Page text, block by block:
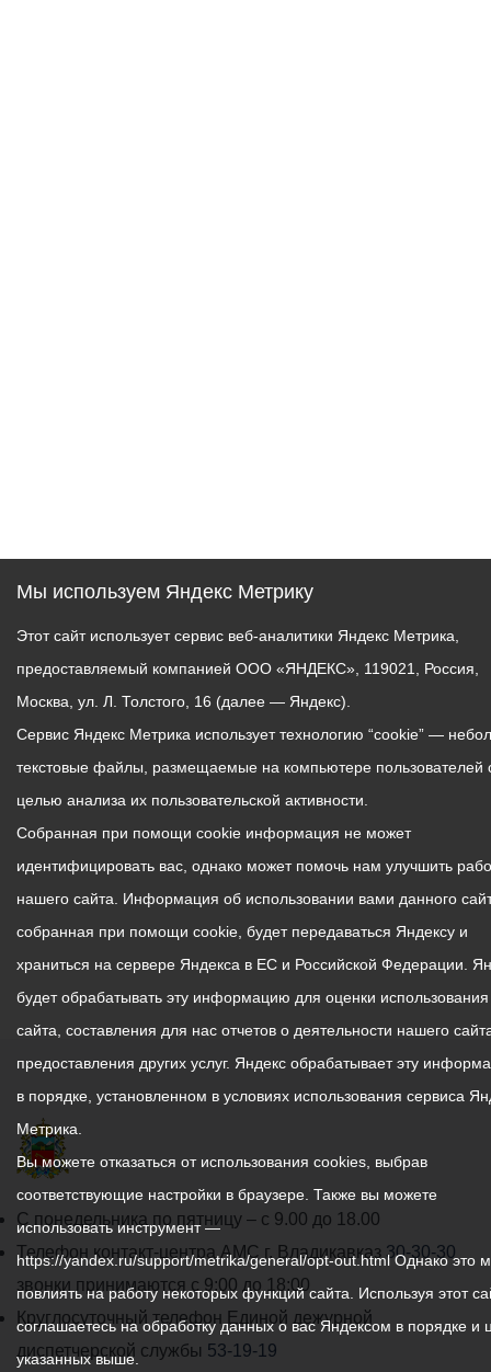
График
работы
администрации
местного
самоуправления
С понедельника по пятницу – с 9.00 до 18.00
Телефон контакт-центра АМС г. Владикавказ 30-30-30
звонки принимаются с 9:00 до 18:00
Круглосуточный телефон Единой дежурной
диспетчерской службы 53-19-19
Мы используем Яндекс Метрику
Этот сайт использует сервис веб-аналитики Яндекс Метрика,
предоставляемый компанией ООО «ЯНДЕКС», 119021, Россия,
Москва, ул. Л. Толстого, 16 (далее — Яндекс).
Сервис Яндекс Метрика использует технологию “cookie” —
текстовые файлы, размещаемые на компьютере пользователей
целью анализа их пользовательской активности.
Собранная при помощи cookie информация не может
идентифицировать вас, однако может помочь нам улучшить
нашего сайта. Информация об использовании вами данного
собранная при помощи cookie, будет передаваться Яндексу и
храниться на сервере Яндекса в ЕС и Российской Федерации.
будет обрабатывать эту информацию для оценки
сайта, составления для нас отчетов о деятельности нашего
предоставления других услуг. Яндекс обрабатывает эту
в порядке, установленном в условиях использования сервиса
Метрика.
Вы можете отказаться от использования cookies, выбрав
соответствующие настройки в браузере. Также вы можете
использовать инструмент —
https://yandex.ru/support/metrika/general/opt-out.html Однако это
повлиять на работу некоторых функций сайта. Используя этот
соглашаетесь на обработку данных о вас Яндексом в порядке и
указанных выше.